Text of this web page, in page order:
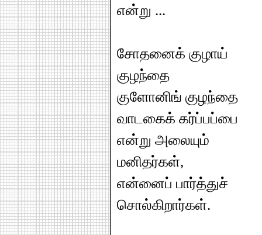
என்று ...
சோதனைக் குழாய்
குழந்தை
குளோனிங் குழந்தை
வாடகைக் கர்ப்பப்பை
என்று அலையும்
மனிதர்கள்,
என்னைப் பார்த்துச்
சொல்கிறார்கள்.